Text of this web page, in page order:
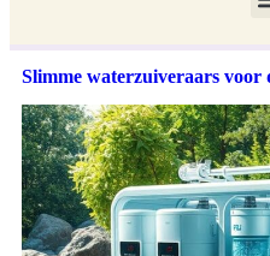
Slimme waterzuiveraars